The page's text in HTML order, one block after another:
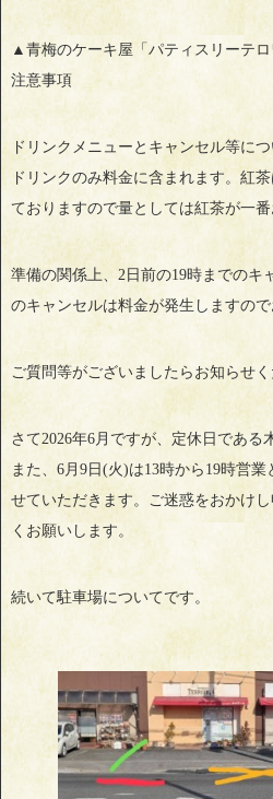
▲青梅のケーキ屋「パティスリーテ
注意事項
ドリンクメニューとキャンセル等に
ドリンクのみ料金に含まれます。紅
ておりますので量としては紅茶が一番
準備の関係上、2日前の19時までのキ
のキャンセルは料金が発生しますので
ご質問等がございましたらお知らせく
さて2026年6月ですが、定休日である
また、6月9日(火)は13時から19時営
せていただきます。ご迷惑をおかけ
くお願いします。
続いて駐車場についてです。